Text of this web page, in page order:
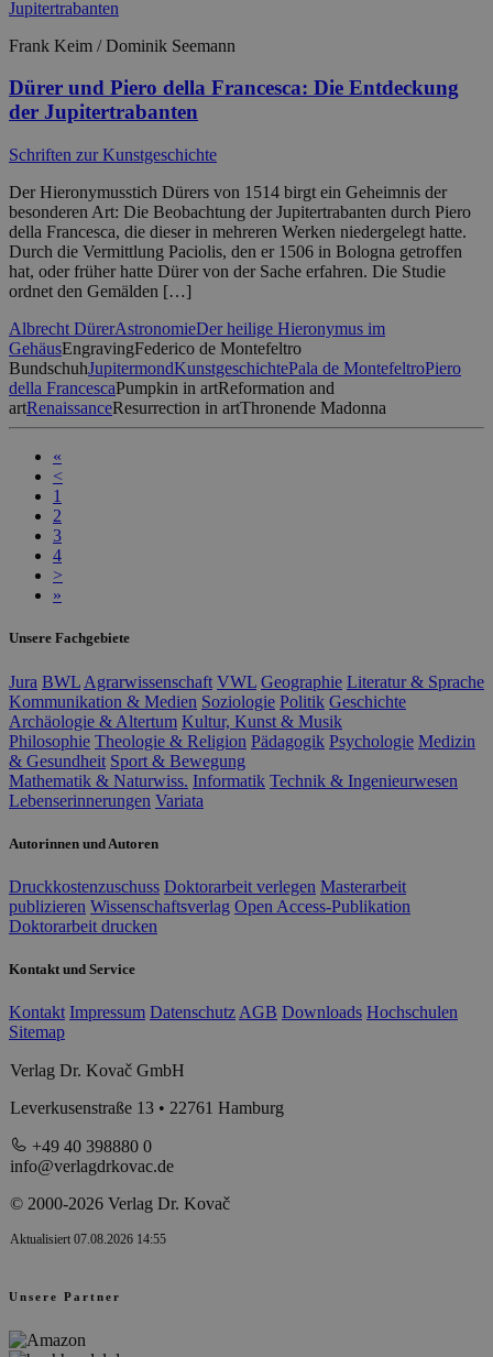
Frank Keim / Dominik Seemann
Dürer und Piero della Francesca: Die Entdeckung
der Jupitertrabanten
Schriften zur Kunstgeschichte
Der Hieronymusstich Dürers von 1514 birgt ein Geheimnis der
besonderen Art: Die Beobachtung der Jupitertrabanten durch Piero
della Francesca, die dieser in mehreren Werken niedergelegt hatte.
Durch die Vermittlung Paciolis, den er 1506 in Bologna getroffen
hat, oder früher hatte Dürer von der Sache erfahren. Die Studie
ordnet den Gemälden […]
Albrecht DürerAstronomieDer heilige Hieronymus im
GehäusEngravingFederico de Montefeltro
BundschuhJupitermondKunstgeschichtePala de MontefeltroPiero
della FrancescaPumpkin in artReformation and
artRenaissanceResurrection in artThronende Madonna
«
<
1
2
3
4
>
»
Unsere Fachgebiete
Jura BWL Agrarwissenschaft VWL Geographie Literatur & Sprache
Kommunikation & Medien Soziologie Politik Geschichte
Archäologie & Altertum Kultur, Kunst & Musik
Philosophie Theologie & Religion Pädagogik Psychologie Medizin
& Gesundheit Sport & Bewegung
Mathematik & Naturwiss. Informatik Technik & Ingenieurwesen
Lebenserinnerungen Variata
Autorinnen und Autoren
Druckkostenzuschuss Doktorarbeit verlegen Masterarbeit
publizieren Wissenschaftsverlag Open Access-Publikation
Doktorarbeit drucken
Kontakt und Service
Kontakt Impressum Datenschutz AGB Downloads Hochschulen
Sitemap
Verlag Dr. Kovač GmbH
Leverkusenstraße 13 • 22761 Hamburg
+49 40 398880 0
info@verlagdrkovac.de
© 2000-2026 Verlag Dr. Kovač
Aktualisiert 07.08.2026 14:55
Unsere Partner